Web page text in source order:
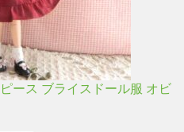
ース ブライスドール服 オビ